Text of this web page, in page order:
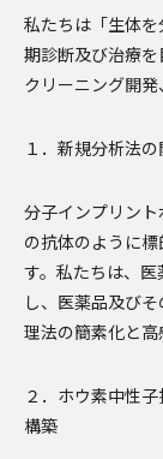
私たちは「生体
期診断及び治療
クリーニング開発
１．新規分析法
分子インプリン
の抗体のように
す。私たちは、
し、医薬品及び
理法の簡素化と高
２．ホウ素中性
構築